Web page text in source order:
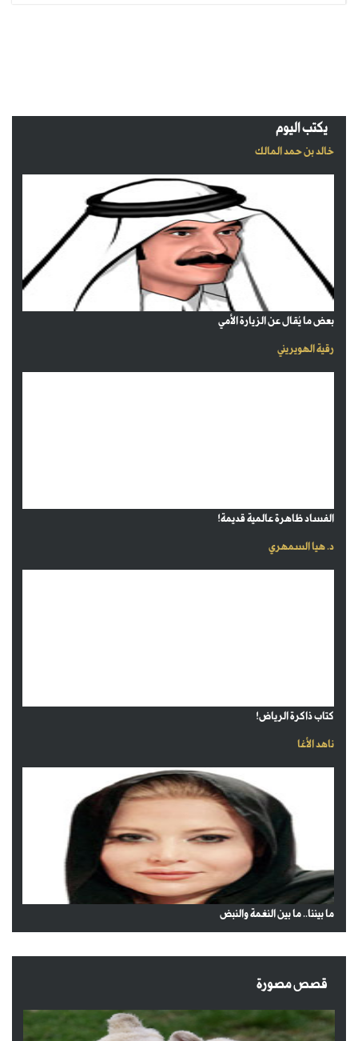
يكتب اليوم
خالد بن حمد المالك
بعض ما يُقال عن الزيارة الأمي
رقية الهويريني
الفساد ظاهرة عالمية قديمة!
د. هيا السمهري
كتاب ذاكرة الرياض!
ناهد الأغا
ما بيننا.. ما بين النغمة والنبض
قصص مصورة